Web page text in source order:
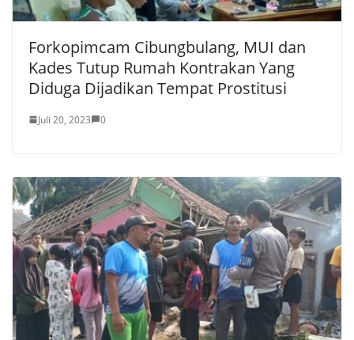
Forkopimcam Cibungbulang, MUI dan
Kades Tutup Rumah Kontrakan Yang
Diduga Dijadikan Tempat Prostitusi
Juli 20, 2023 0